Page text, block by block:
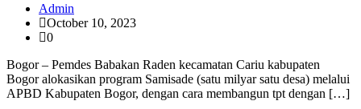
Admin
October 10, 2023
0
Bogor – Pemdes Babakan Raden kecamatan Cariu kabupaten
Bogor alokasikan program Samisade (satu milyar satu desa) melalui
APBD Kabupaten Bogor, dengan cara membangun tpt dengan […]